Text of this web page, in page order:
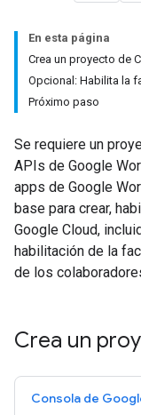
En esta página
Crea un proyecto de
Opcional: Habilita la
Próximo paso
Se requiere un
APIs de Google
apps de Google
base para crear,
Google Cloud,
habilitación de la
de los
Crea un